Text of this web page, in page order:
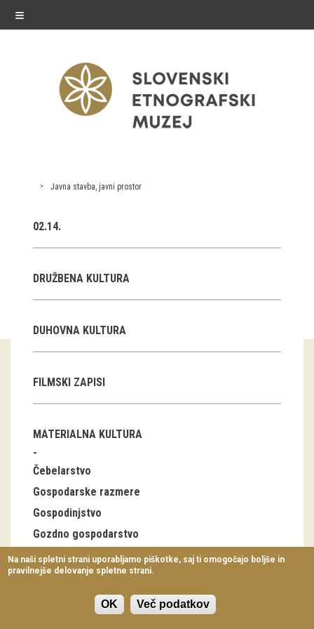
≡
razstave
Občasne razstave
Gostovanja
E-razstave
Virtualni sprehodi
Napovednik
dogodki
Koledar dogodkov
Prireditve
Predavanja
Delavnice
Vodeni ogledi
Javna stavba, javni prostor
02.14.
DRUŽBENA KULTURA
DUHOVNA KULTURA
FILMSKI ZAPISI
MATERIALNA KULTURA
Čebelarstvo
Gospodarske razmere
Gospodinjstvo
Gozdno gospodarstvo
Industrija
Lov, ribolov
Nabiralništvo
Notranja oprema stanovanjskih stavb, bivalna
Na naši spletni strani uporabljamo piškotke, saj ti omogočajo boljše in
pravilnejše delovanje spletne strani.
OK Več podatkov